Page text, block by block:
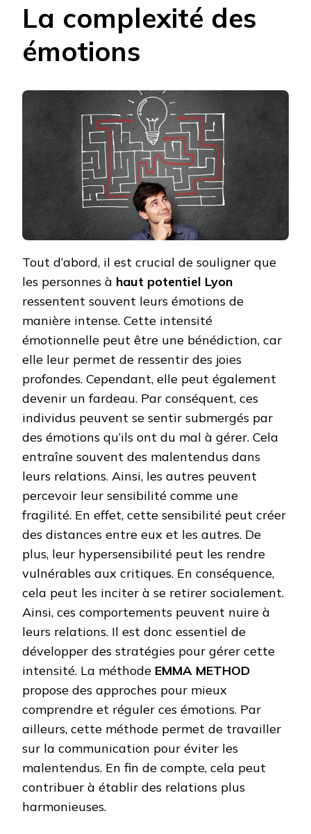
La complexité des
émotions
Tout d’abord, il est crucial de souligner que
les personnes à haut potentiel Lyon
ressentent souvent leurs émotions de
manière intense. Cette intensité
émotionnelle peut être une bénédiction, car
elle leur permet de ressentir des joies
profondes. Cependant, elle peut également
devenir un fardeau. Par conséquent, ces
individus peuvent se sentir submergés par
des émotions qu’ils ont du mal à gérer. Cela
entraîne souvent des malentendus dans
leurs relations. Ainsi, les autres peuvent
percevoir leur sensibilité comme une
fragilité. En effet, cette sensibilité peut créer
des distances entre eux et les autres. De
plus, leur hypersensibilité peut les rendre
vulnérables aux critiques. En conséquence,
cela peut les inciter à se retirer socialement.
Ainsi, ces comportements peuvent nuire à
leurs relations. Il est donc essentiel de
développer des stratégies pour gérer cette
intensité. La méthode EMMA METHOD
propose des approches pour mieux
comprendre et réguler ces émotions. Par
ailleurs, cette méthode permet de travailler
sur la communication pour éviter les
malentendus. En fin de compte, cela peut
contribuer à établir des relations plus
harmonieuses.